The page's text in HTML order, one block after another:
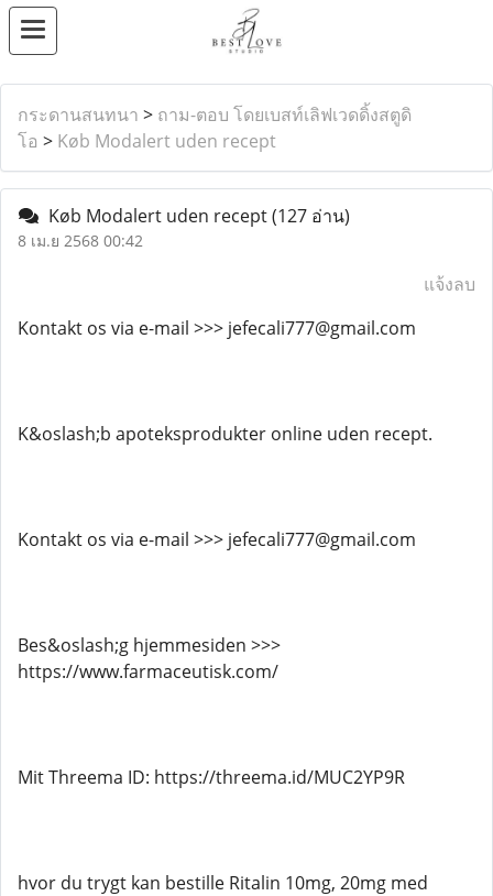
กระดานสนทนา > ถาม-ตอบ โดยเบสท์เลิฟเวดดิ้งสตูดิ
โอ > Køb Modalert uden recept
Køb Modalert uden recept(127 อ่าน)
8 เม.ย 2568 00:42
แจ้งลบ
Kontakt os via e-mail >>> jefecali777@gmail.com
K&oslash;b apoteksprodukter online uden recept.
Kontakt os via e-mail >>> jefecali777@gmail.com
Bes&oslash;g hjemmesiden >>>
https://www.farmaceutisk.com/
Mit Threema ID: https://threema.id/MUC2YP9R
hvor du trygt kan bestille Ritalin 10mg, 20mg med